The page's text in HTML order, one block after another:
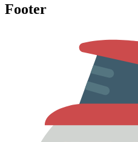
Footer